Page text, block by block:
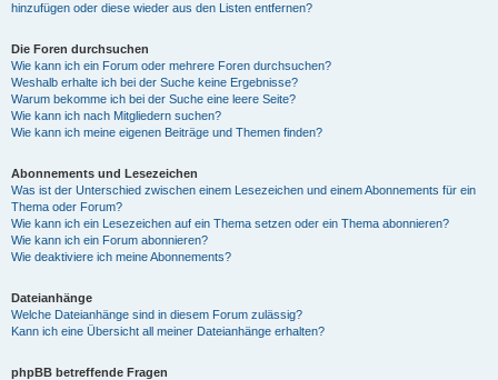
hinzufügen oder diese wieder aus den Listen entfernen?
Die Foren durchsuchen
Wie kann ich ein Forum oder mehrere Foren durchsuchen?
Weshalb erhalte ich bei der Suche keine Ergebnisse?
Warum bekomme ich bei der Suche eine leere Seite?
Wie kann ich nach Mitgliedern suchen?
Wie kann ich meine eigenen Beiträge und Themen finden?
Abonnements und Lesezeichen
Was ist der Unterschied zwischen einem Lesezeichen und einem Abonnements für ein
Thema oder Forum?
Wie kann ich ein Lesezeichen auf ein Thema setzen oder ein Thema abonnieren?
Wie kann ich ein Forum abonnieren?
Wie deaktiviere ich meine Abonnements?
Dateianhänge
Welche Dateianhänge sind in diesem Forum zulässig?
Kann ich eine Übersicht all meiner Dateianhänge erhalten?
phpBB betreffende Fragen